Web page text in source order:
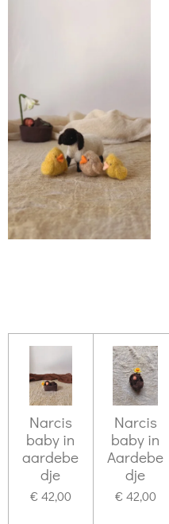
Narcis
baby in
aardebe
dje
€ 42,00
Narcis
baby in
Aardebe
dje
€ 42,00